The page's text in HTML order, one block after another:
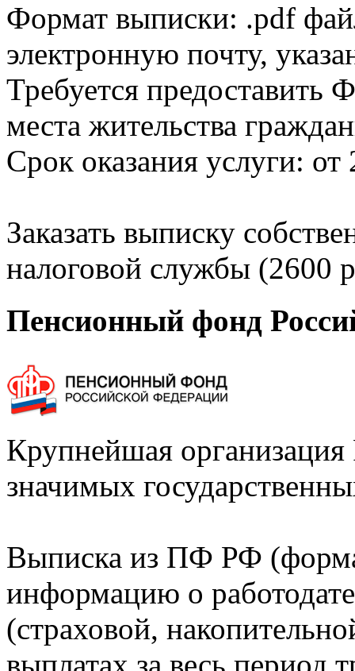
Формат выписки: .pdf
электронную почту,
Требуется
места жительства
Срок оказания услуги: от
Заказать выписку
налоговой службы (2600
Пенсионный фонд
Крупнейшая
значимых
Выписка из ПФ РФ
информацию о
(страховой,
выплатах за весь период